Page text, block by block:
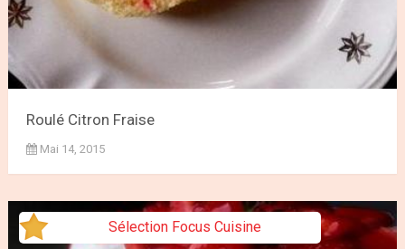
Roulé Citron Fraise
Mai 14, 2015
Sélection Focus Cuisine